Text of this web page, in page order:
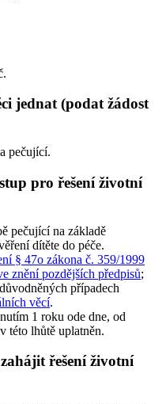
jednat (podat žádost
pečující.
pro řešení životní
pečující na základě
dítěte do péče.
§ 47o zákona č. 359/1999
znění pozdějších předpisů;
případech
věcí.
1 roku ode dne, od
této lhůtě uplatněn.
řešení životní